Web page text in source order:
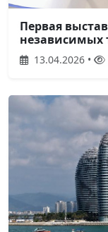
Первая
независимых
13.04.2026 •